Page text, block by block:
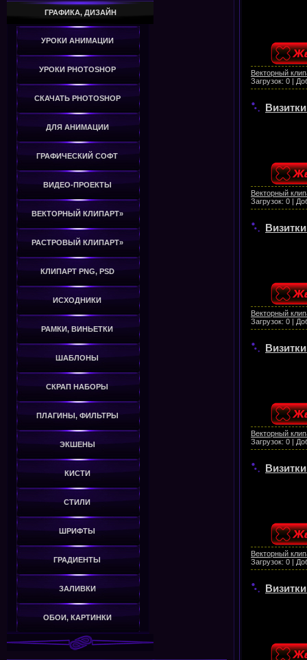
ГРАФИКА, ДИЗАЙН
УРОКИ АНИМАЦИИ
УРОКИ PHOTOSHOP
СКАЧАТЬ PHOTOSHOP
ДЛЯ АНИМАЦИИ
ГРАФИЧЕСКИЙ СОФТ
ВИДЕО-ПРОЕКТЫ
ВЕКТОРНЫЙ КЛИПАРТ»
РАСТРОВЫЙ КЛИПАРТ»
КЛИПАРТ PNG, PSD
ИСХОДНИКИ
РАМКИ, ВИНЬЕТКИ
ШАБЛОНЫ
СКРАП НАБОРЫ
ПЛАГИНЫ, ФИЛЬТРЫ
ЭКШЕНЫ
КИСТИ
СТИЛИ
ШРИФТЫ
ГРАДИЕНТЫ
ЗАЛИВКИ
ОБОИ, КАРТИНКИ
Векторный
Загрузок: 0 |
Векторный
Загрузок: 0 |
Векторный
Загрузок: 0 |
Векторный
Загрузок: 0 |
Векторный
Загрузок: 0 |